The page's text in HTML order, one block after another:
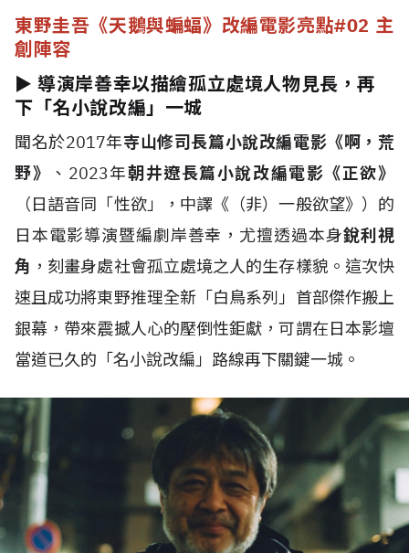
東野圭吾《天鵝與蝙蝠》改編電影亮點#02 主
創陣容
► 導演岸善幸以描繪孤立處境人物見長，再
下「名小說改編」一城
聞名於2017年寺山修司長篇小說改編電影《啊，荒
野》
、2023年朝井遼長篇小說改編電影《正欲》
（日語音同「性欲」，中譯《（非）一般欲望》）的
日本電影導演暨編劇岸善幸，尤擅透過本身銳利視
角 ，刻畫身處社會孤立處境之人的生存樣貌。這次快
速且成功將東野推理全新「白鳥系列」首部傑作搬上
銀幕，帶來震撼人心的壓倒性鉅獻，可謂在日本影壇
當道已久的「名小說改編」路線再下關鍵一城。